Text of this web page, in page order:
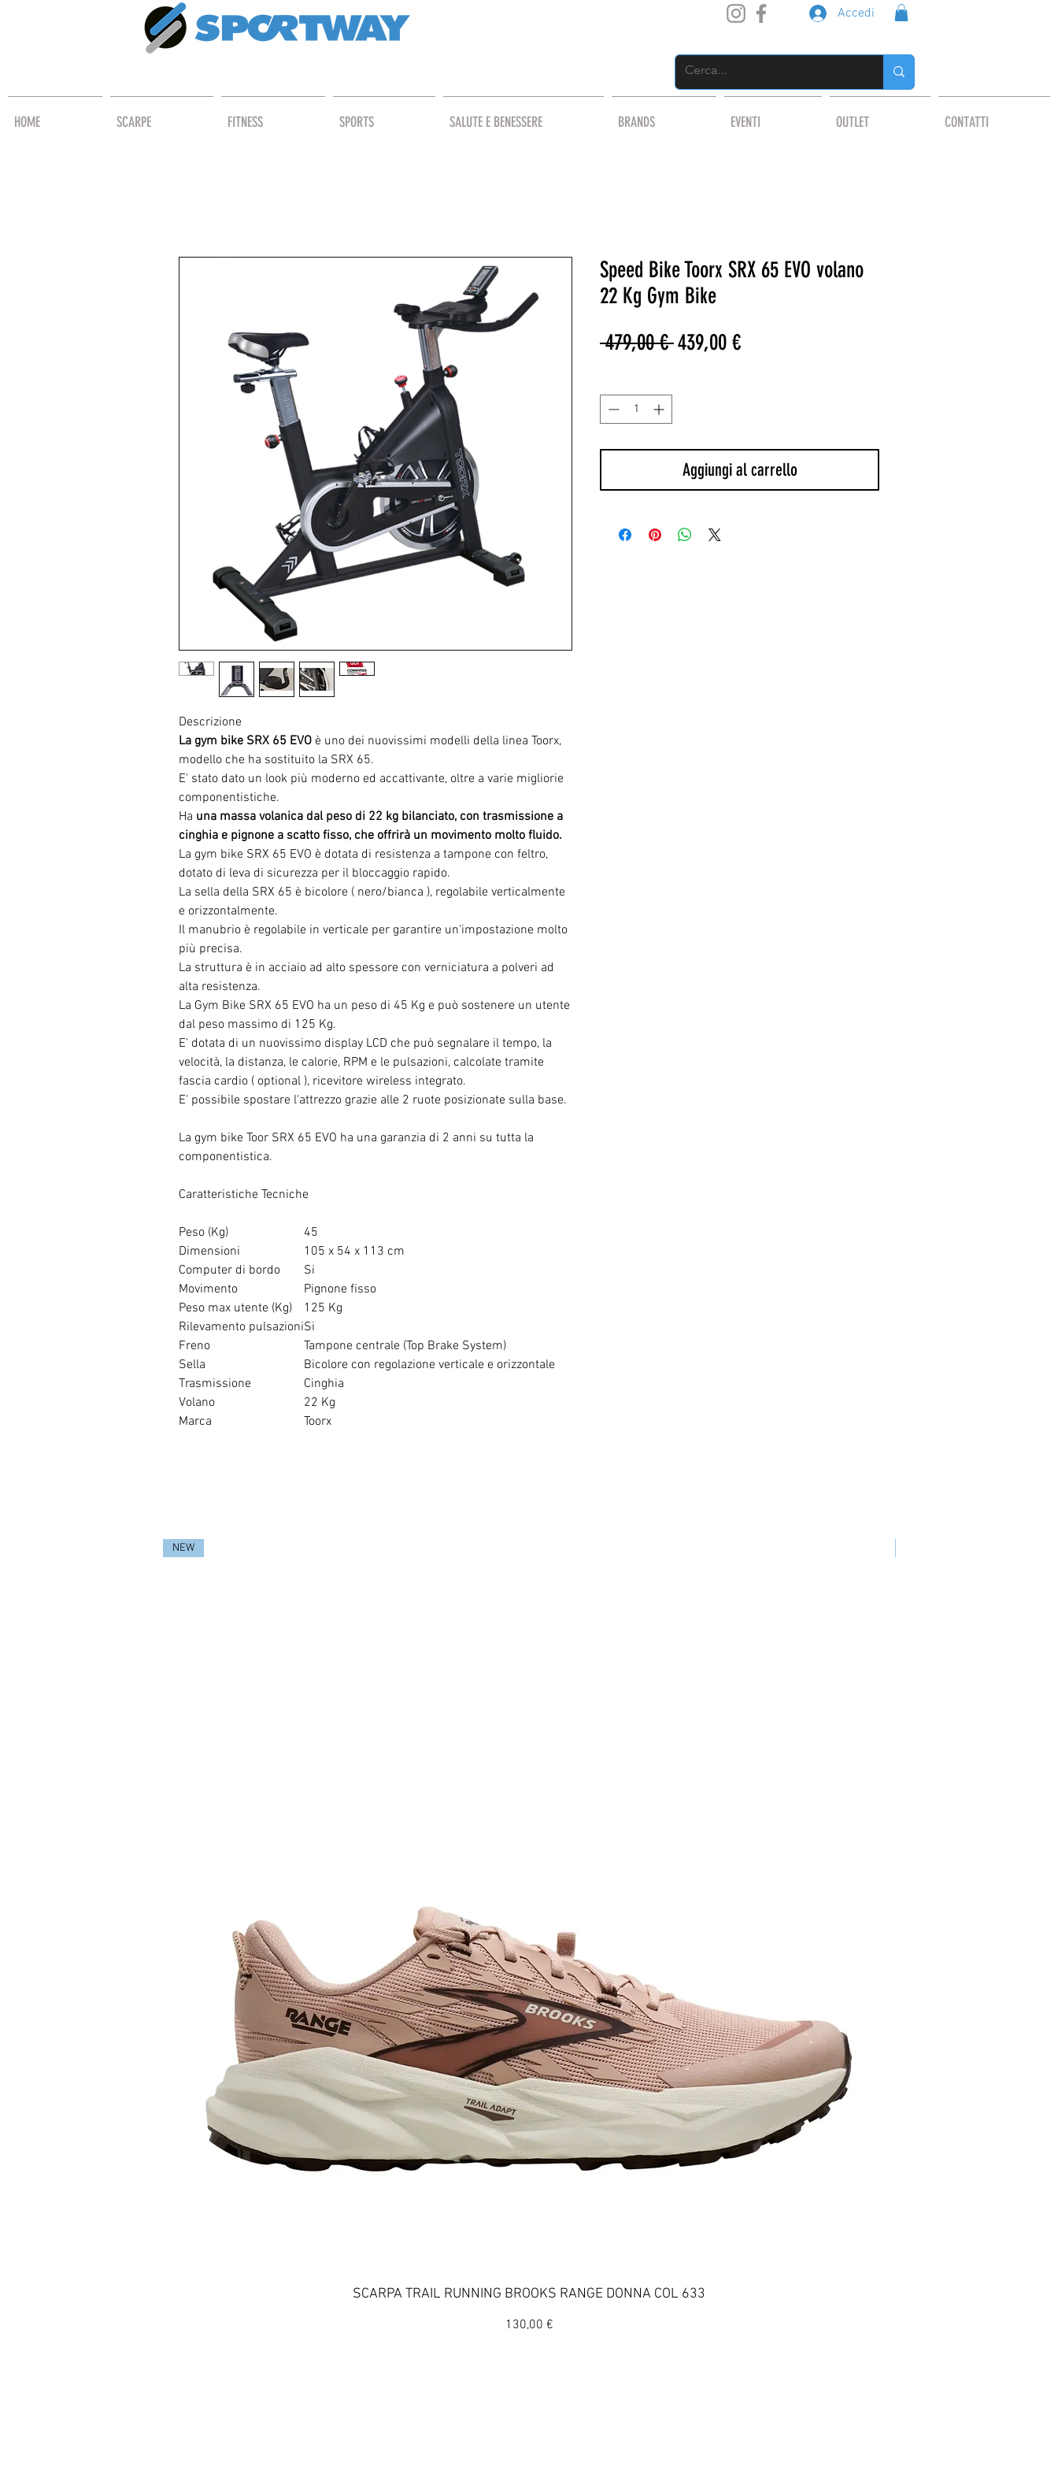
Accedi
HOME SCARPE FITNESS SPORTS SALUTE E BENESSERE BRANDS EVENTI OUTLET CONTATTI
Descrizione
La gym bike SRX 65 EVO è uno dei nuovissimi modelli della linea Toorx,
modello che ha sostituito la SRX 65.
E' stato dato un look più moderno ed accattivante, oltre a varie migliorie
componentistiche.
Ha una massa volanica dal peso di 22 kg bilanciato, con trasmissione a
cinghia e pignone a scatto fisso, che offrirà un movimento molto fluido.
La gym bike SRX 65 EVO è dotata di resistenza a tampone con feltro,
dotato di leva di sicurezza per il bloccaggio rapido.
La sella della SRX 65 è bicolore ( nero/bianca ), regolabile verticalmente
e orizzontalmente.
Il manubrio è regolabile in verticale per garantire un'impostazione molto
più precisa.
La struttura è in acciaio ad alto spessore con verniciatura a polveri ad
alta resistenza.
La Gym Bike SRX 65 EVO ha un peso di 45 Kg e può sostenere un utente
dal peso massimo di 125 Kg.
E' dotata di un nuovissimo display LCD che può segnalare il tempo, la
velocità, la distanza, le calorie, RPM e le pulsazioni, calcolate tramite
fascia cardio ( optional ), ricevitore wireless integrato.
E' possibile spostare l'attrezzo grazie alle 2 ruote posizionate sulla base.
La gym bike Toor SRX 65 EVO ha una garanzia di 2 anni su tutta la
componentistica.
Caratteristiche Tecniche
Peso (Kg)
45
Dimensioni
105 x 54 x 113 cm
Computer di bordo
Si
Movimento
Pignone fisso
Peso max utente (Kg)
125 Kg
Rilevamento pulsazioniSi
Freno
Tampone centrale (Top Brake System)
Sella
Bicolore con regolazione verticale e orizzontale
Trasmissione
Cinghia
Volano
22 Kg
Marca
Toorx
Speed Bike Toorx SRX 65 EVO volano
22 Kg Gym Bike
479,00 € Prezzo
439,00 €Prezzo
Aggiungi al carrello
Vista rapida
NEW
SCARPA TRAIL RUNNING BROOKS RANGE DONNA COL 633
Prezzo
130,00 €